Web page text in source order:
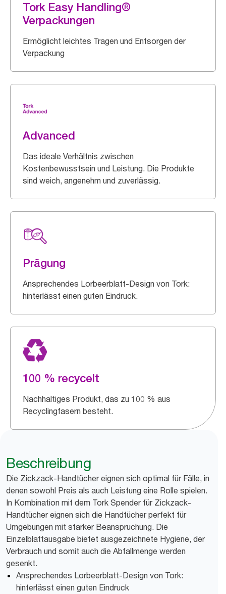
Tork Easy Handling®
Verpackungen
Ermöglicht leichtes Tragen und Entsorgen der
Verpackung
Advanced
Das ideale Verhältnis zwischen
Kostenbewusstsein und Leistung. Die Produkte
sind weich, angenehm und zuverlässig.
Prägung
Ansprechendes Lorbeerblatt-Design von Tork:
hinterlässt einen guten Eindruck.
100 % recycelt
Nachhaltiges Produkt, das zu 100 % aus
Recyclingfasern besteht.
Beschreibung
Die Zickzack-Handtücher eignen sich optimal für Fälle, in
denen sowohl Preis als auch Leistung eine Rolle spielen.
In Kombination mit dem Tork Spender für Zickzack-
Handtücher eignen sich die Handtücher perfekt für
Umgebungen mit starker Beanspruchung. Die
Einzelblattausgabe bietet ausgezeichnete Hygiene, der
Verbrauch und somit auch die Abfallmenge werden
gesenkt.
Ansprechendes Lorbeerblatt-Design von Tork:
hinterlässt einen guten Eindruck